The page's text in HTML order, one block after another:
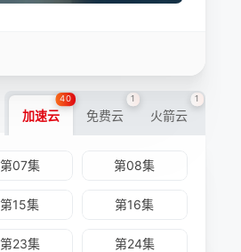
加速云
40
免费云
1
火箭云
1
第07集 第08集
第15集 第16集
第23集 第24集